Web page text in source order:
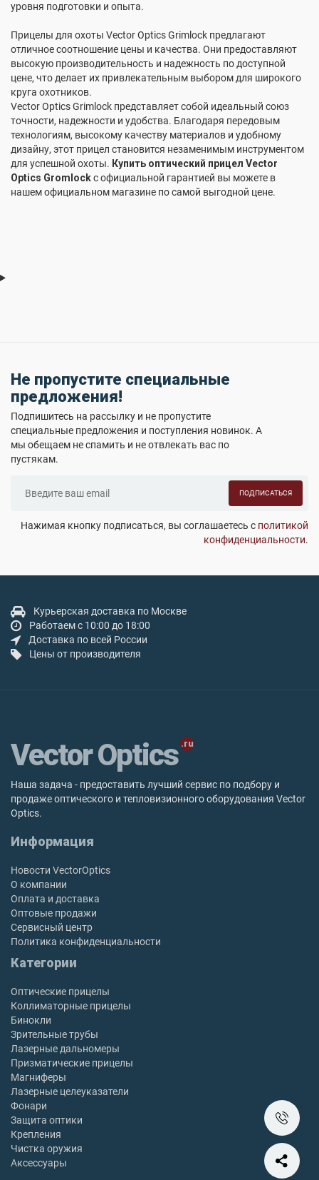
уровня подготовки и опыта.
Прицелы для охоты Vector Optics Grimlock предлагают
отличное соотношение цены и качества. Они предоставляют
высокую производительность и надежность по доступной
цене, что делает их привлекательным выбором для широкого
круга охотников.
Vector Optics Grimlock представляет собой идеальный союз
точности, надежности и удобства. Благодаря передовым
технологиям, высокому качеству материалов и удобному
дизайну, этот прицел становится незаменимым инструментом
для успешной охоты. Купить оптический прицел Vector
Optics Gromlockс официальной гарантией вы можете в
нашем официальном магазине по самой выгодной цене.
Не пропустите специальные
предложения!
Подпишитесь на рассылку и не пропустите
специальные предложения и поступления новинок. А
мы обещаем не спамить и не отвлекать вас по
пустякам.
ПОДПИСАТЬСЯ
Нажимая кнопку подписаться, вы соглашаетесь с политикой
конфиденциальности.
Курьерская доставка по Москве
Работаем с 10:00 до 18:00
Доставка по всей России
Цены от производителя
Vector Optics
Наша задача - предоставить лучший сервис по подбору и
продаже оптического и тепловизионного оборудования Vector
Optics.
Информация
Новости VectorOptics
О компании
Оплата и доставка
Оптовые продажи
Сервисный центр
Политика конфиденциальности
Категории
Оптические прицелы
Коллиматорные прицелы
Бинокли
Зрительные трубы
Лазерные дальномеры
Призматические прицелы
Магниферы
Лазерные целеуказатели
Фонари
Защита оптики
Крепления
Чистка оружия
Аксессуары